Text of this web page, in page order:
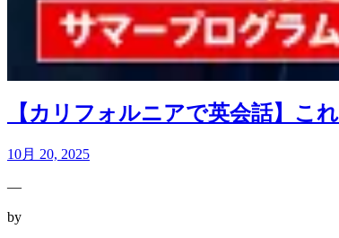
【カリフォルニアで英会話】こ
10月 20, 2025
—
by